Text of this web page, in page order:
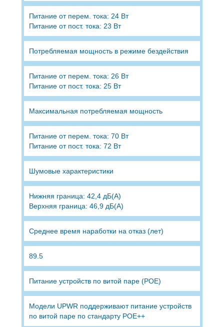
Питание от перем. тока: 24 Вт
Питание от пост. тока: 23 Вт
Потребляемая мощность в режиме бездействия
Питание от перем. тока: 26 Вт
Питание от пост. тока: 25 Вт
Максимальная потребляемая мощность
Питание от перем. тока: 70 Вт
Питание от пост. тока: 72 Вт
Шумовые характеристики
Нижняя граница: 42,4 дБ(А)
Верхняя граница: 46,9 дБ(А)
Среднее время наработки на отказ (лет)
89.5
Питание устройств по витой паре (POE)
Модели UPWR поддерживают питание устройств
по витой паре по стандарту POE++